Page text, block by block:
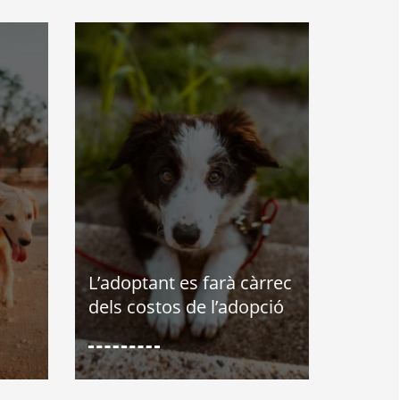
L’adoptant es farà càrrec
dels costos de l’adopció